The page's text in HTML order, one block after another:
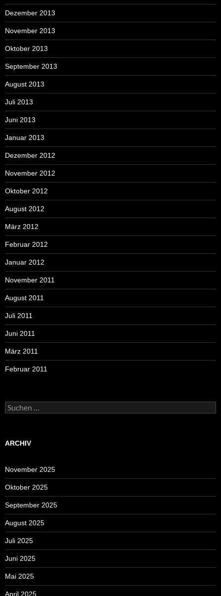
Dezember 2013
November 2013
Oktober 2013
September 2013
August 2013
Juli 2013
Juni 2013
Januar 2013
Dezember 2012
November 2012
Oktober 2012
August 2012
März 2012
Februar 2012
Januar 2012
November 2011
August 2011
Juli 2011
Juni 2011
März 2011
Februar 2011
Suchen
nach:
ARCHIV
November 2025
Oktober 2025
September 2025
August 2025
Juli 2025
Juni 2025
Mai 2025
April 2025